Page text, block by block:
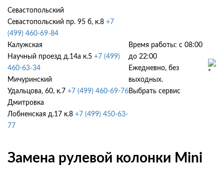
Севастопольский
Севастопольский пр. 95 б, к.8 +7
(499) 460-69-84
Калужская
Научный проезд д.14а к.5 +7 (499)
460-63-34
Мичуринский
Удальцова, 60, к.7 +7 (499) 460-69-76
Дмитровка
Лобненская д.17 к.8 +7 (499) 450-63-
77
Время работы: с 08:00
до 22:00
Ежедневно, без
выходных.
Выбрать сервис
Замена рулевой колонки Mini